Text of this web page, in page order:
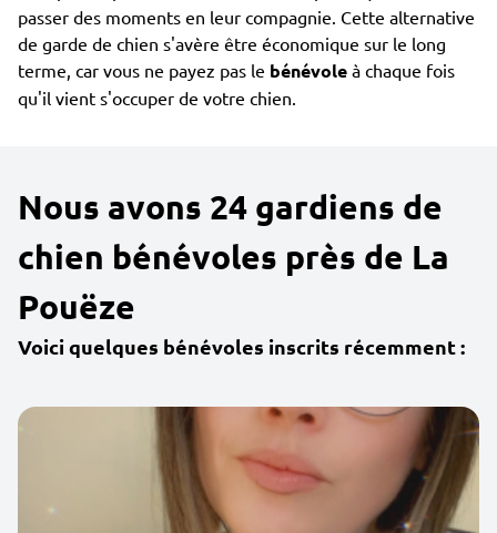
passer des moments en leur compagnie. Cette alternative
de garde de chien s'avère être économique sur le long
terme, car vous ne payez pas le bénévole à chaque fois
qu'il vient s'occuper de votre chien.
Nous avons 24 gardiens de
chien bénévoles près de La
Pouëze
Voici quelques bénévoles inscrits récemment :